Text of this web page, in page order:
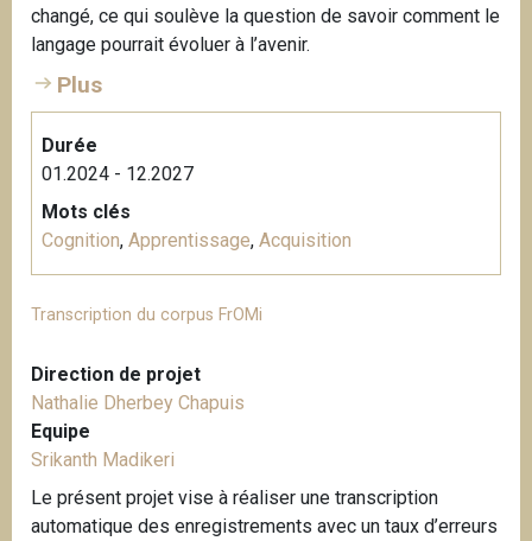
changé, ce qui soulève la question de savoir comment le
langage pourrait évoluer à l’avenir.
Plus
Durée
01.2024 - 12.2027
Mots clés
Cognition, Apprentissage, Acquisition
Transcription du corpus FrOMi
Direction de projet
Nathalie Dherbey Chapuis
Equipe
Srikanth Madikeri
Le présent projet vise à réaliser une transcription
automatique des enregistrements avec un taux d’erreurs